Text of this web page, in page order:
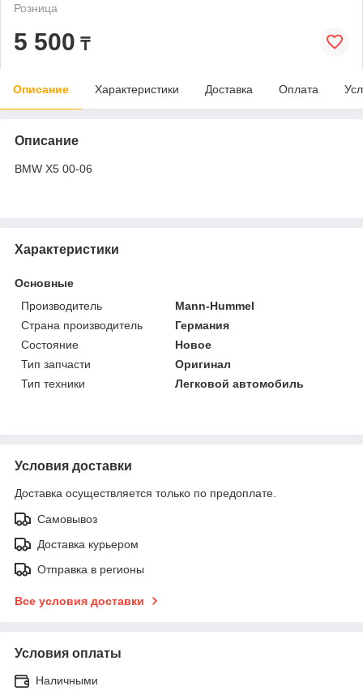
Розница
5 500 ₸
Описание Характеристики Доставка Оплата
Описание
BMW X5 00-06
Характеристики
Основные
Производитель
Mann-Hummel
Страна производитель
Германия
Состояние
Новое
Тип запчасти
Оригинал
Тип техники
Легковой автомобиль
Условия доставки
Доставка осуществляется только по предоплате.
Самовывоз
Доставка курьером
Отправка в регионы
Все условия доставки
Условия оплаты
Наличными